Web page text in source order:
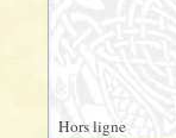
Hors ligne